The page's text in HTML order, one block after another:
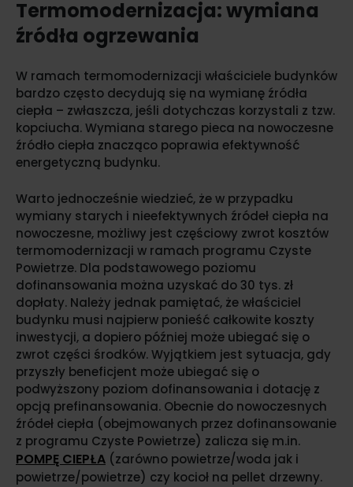
Termomodernizacja: wymiana
źródła ogrzewania
W ramach termomodernizacji właściciele budynków
bardzo często decydują się na wymianę źródła
ciepła – zwłaszcza, jeśli dotychczas korzystali z tzw.
kopciucha. Wymiana starego pieca na nowoczesne
źródło ciepła znacząco poprawia efektywność
energetyczną budynku.
Warto jednocześnie wiedzieć, że w przypadku
wymiany starych i nieefektywnych źródeł ciepła na
nowoczesne, możliwy jest częściowy zwrot kosztów
termomodernizacji w ramach programu Czyste
Powietrze. Dla podstawowego poziomu
dofinansowania można uzyskać do 30 tys. zł
dopłaty. Należy jednak pamiętać, że właściciel
budynku musi najpierw ponieść całkowite koszty
inwestycji, a dopiero później może ubiegać się o
zwrot części środków. Wyjątkiem jest sytuacja, gdy
przyszły beneficjent może ubiegać się o
podwyższony poziom dofinansowania i dotację z
opcją prefinansowania. Obecnie do nowoczesnych
źródeł ciepła (obejmowanych przez dofinansowanie
z programu Czyste Powietrze) zalicza się m.in.
POMPĘ CIEPŁA (zarówno powietrze/woda jak i
powietrze/powietrze) czy kocioł na pellet drzewny.